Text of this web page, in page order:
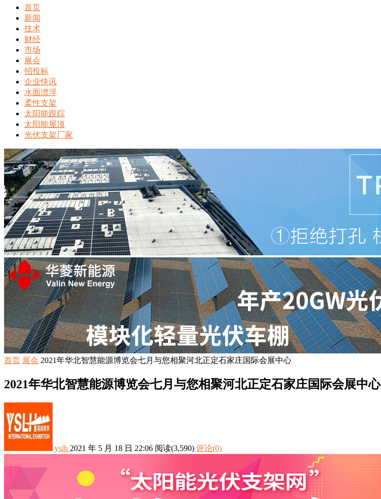
首页
新闻
技术
财经
市场
展会
招投标
企业快讯
水面漂浮
柔性支架
太阳能跟踪
太阳能屋顶
光伏支架厂家
首页 展会 2021年华北智慧能源博览会七月与您相聚河北正定石家庄国际会展中心
2021年华北智慧能源博览会七月与您相聚河北正定石家庄国际会展中心
yslh 2021 年 5 月 18 日 22:06 阅读(3,590) 评论(0)